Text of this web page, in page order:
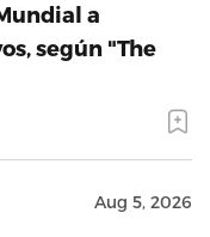
a
según "The
Aug 5, 2026